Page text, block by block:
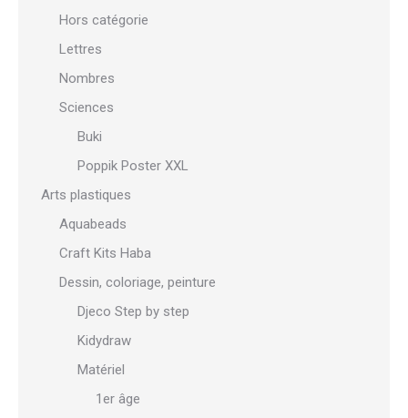
Hors catégorie
Lettres
Nombres
Sciences
Buki
Poppik Poster XXL
Arts plastiques
Aquabeads
Craft Kits Haba
Dessin, coloriage, peinture
Djeco Step by step
Kidydraw
Matériel
1er âge